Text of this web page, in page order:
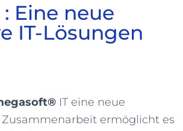
: Eine neue
IT-Lösungen
IT eine neue
ermöglicht es